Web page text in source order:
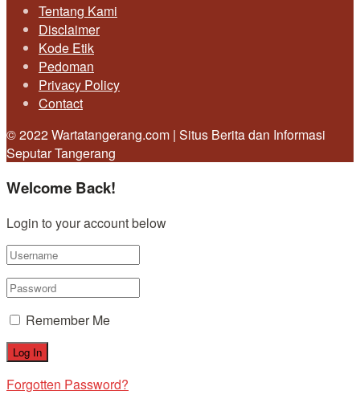
Tentang Kami
Disclaimer
Kode Etik
Pedoman
Privacy Policy
Contact
© 2022 Wartatangerang.com | Situs Berita dan Informasi
Seputar Tangerang
Welcome Back!
Login to your account below
Remember Me
Forgotten Password?